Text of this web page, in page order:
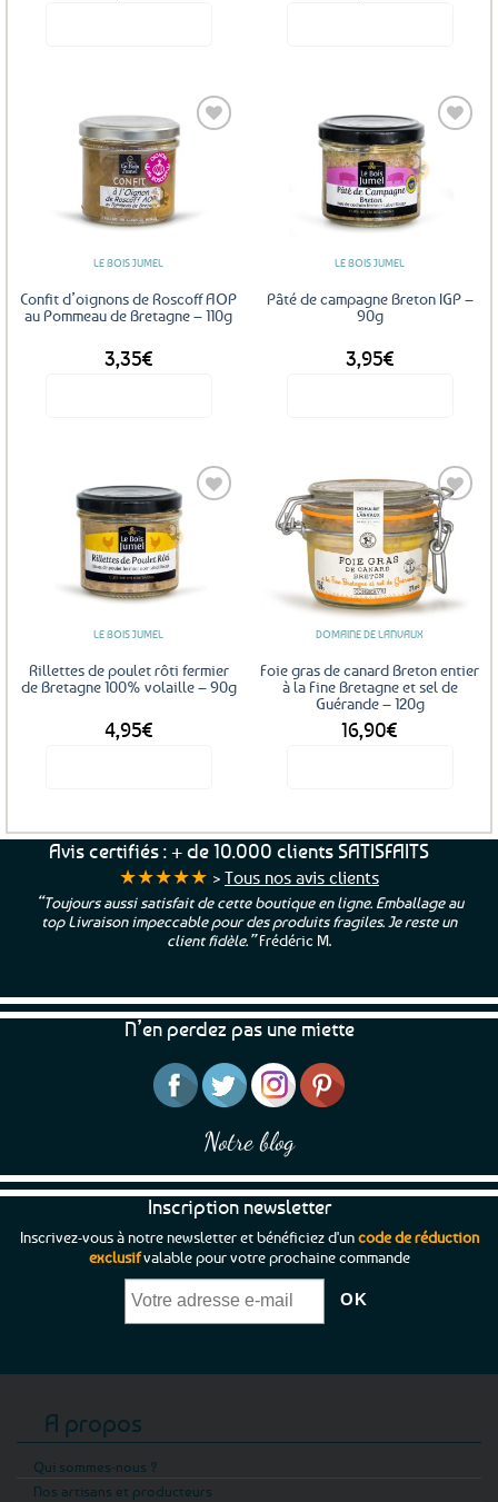
favoris
LE BOIS JUMEL
Confit d’oignons de Roscoff AOP
au Pommeau de Bretagne – 110g
3,35€
Ajouter
LE BOIS JUMEL
Pâté de campagne Breton IGP –
90g
3,95€
LE BOIS JUMEL
Rillettes de poulet rôti fermier
de Bretagne 100% volaille – 90g
4,95€
Ajouter
aux
favoris
DOMAINE DE LANVAUX
Foie gras de canard Breton entier
à la Fine Bretagne et sel de
Guérande – 120g
16,90€
Avis certifiés : + de 10.000 clients SATISFAITS
★★★★★ > Tous nos avis clients
“Toujours aussi satisfait de cette boutique en ligne. Emballage au
top Livraison impeccable pour des produits fragiles. Je reste un
client fidèle.”Frédéric M.
N’en perdez pas une miette
Notre blog
Inscription newsletter
Inscrivez-vous à notre newsletter et bénéficiez d'uncode de réduction
exclusifvalable pour votre prochaine commande
A propos
Qui sommes-nous ?
Nos artisans et producteurs